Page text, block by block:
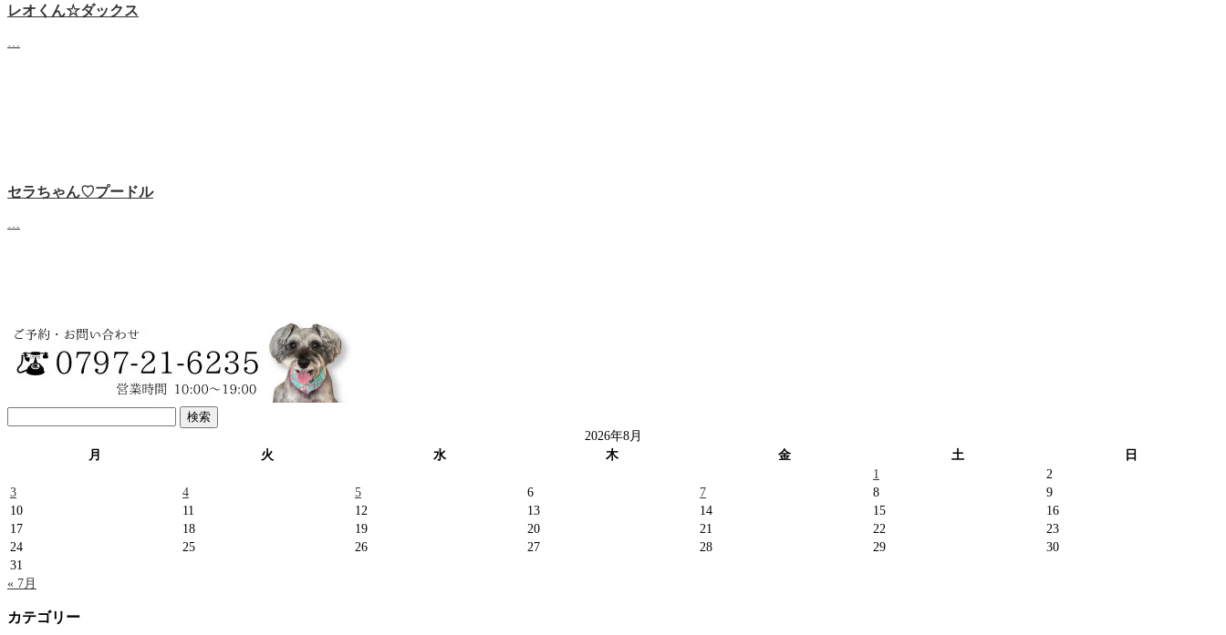
レオくん☆ダックス
セラちゃん♡プードル
索:
2026年8月
月
火 水 木 金 土
日
1
2
3
4 5 6 7 8
9
10
11 12 13 14 15
16
17
18 19 20 21 22
23
24
25 26 27 28 29
30
31
« 7月
カテゴリー